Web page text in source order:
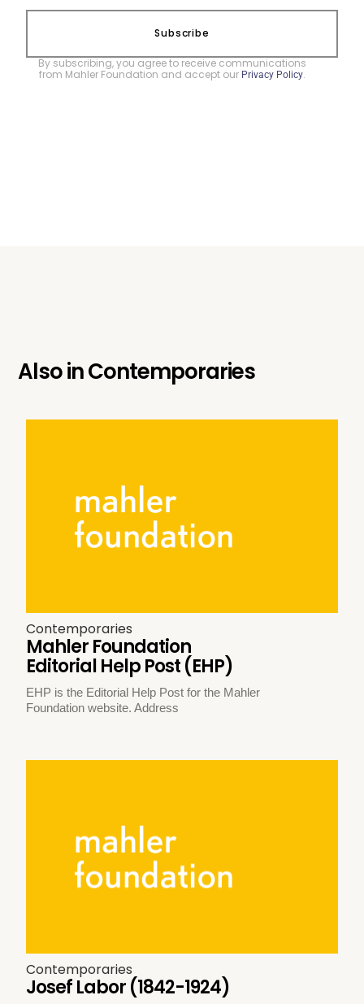
Subscribe
By subscribing, you agree to receive communications
from Mahler Foundation and accept our Privacy Policy.
Also inContemporaries
Contemporaries
Mahler Foundation
Editorial Help Post (EHP)
EHP is the Editorial Help Post for the Mahler
Foundation website. Address
Contemporaries
Josef Labor (1842-1924)